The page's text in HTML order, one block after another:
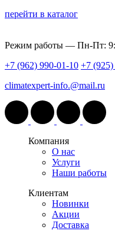
перейти в каталог
Режим работы — Пн-Пт:
+7 (962) 990-01-10 +7 (925)
climatexpert-info.@mail.ru
Компания
О нас
Услуги
Наши работы
Клиентам
Новинки
Акции
Доставка